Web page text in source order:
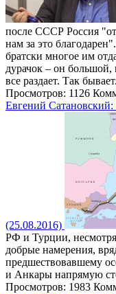
после СССР Россия
нам за это
братски многое им
дурачок – он
все раздает. Так
Просмотров: 1126
Евгений Сатановский:
(25.08.2016)
РФ и Турции,
добрые намерения,
предшествовавшему
и Анкары напрямую
Просмотров: 1983